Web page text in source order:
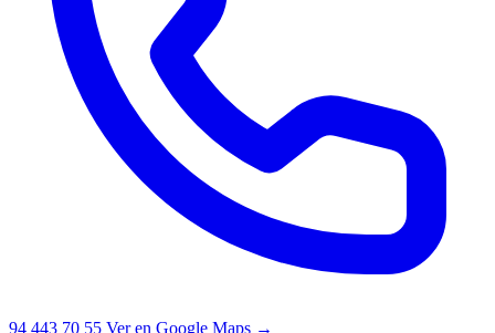
94 443 70 55 Ver en Google Maps →